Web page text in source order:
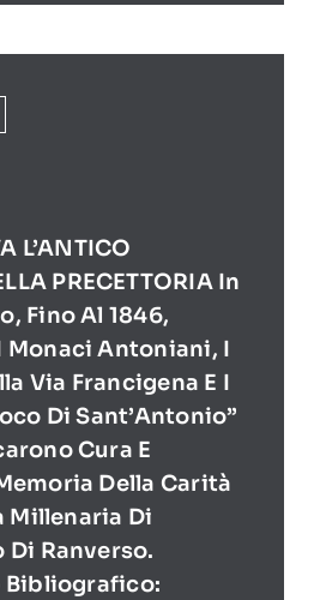
L’ANTICO
PRECETTORIA In
Fino Al 1846,
Monaci Antoniani, I
Via Francigena E I
Di Sant’Antonio”
Cura E
Della Carità
Millenaria Di
Di Ranverso.